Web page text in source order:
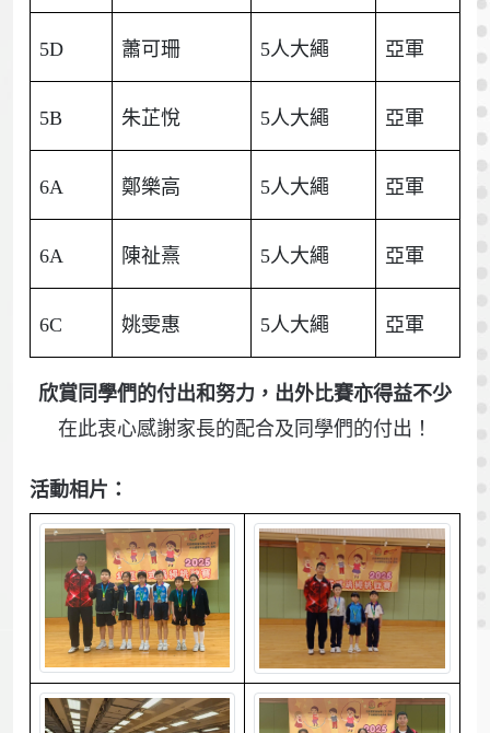
5D 蕭可珊 5人大繩 亞軍
5B 朱芷悅 5人大繩 亞軍
6A 鄭樂高 5人大繩 亞軍
6A 陳祉熹 5人大繩 亞軍
6C 姚雯惠 5人大繩 亞軍
欣賞同學們的付出和努力，出外比賽亦得益不少
在此衷心感謝家長的配合及同學們的付出！
活動相片：